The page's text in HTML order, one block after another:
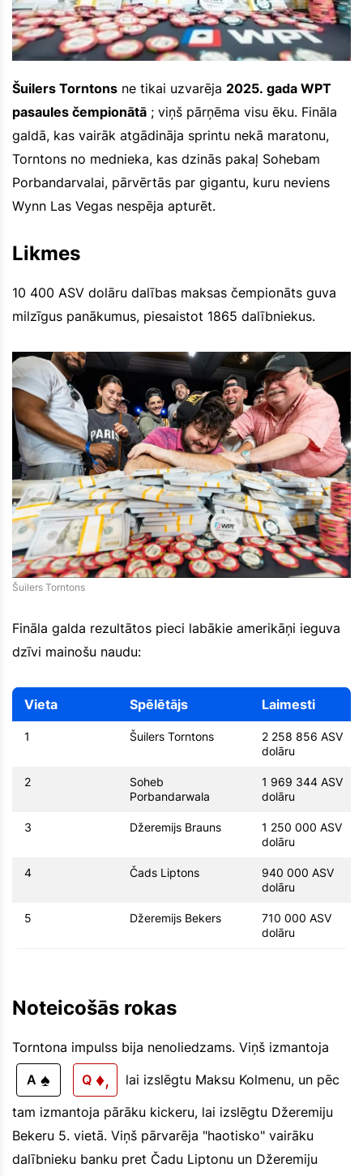
Šuilers Torntons ne tikai uzvarēja 2025. gada WPT
pasaules čempionātā ; viņš pārņēma visu ēku. Fināla
galdā, kas vairāk atgādināja sprintu nekā maratonu,
Torntons no mednieka, kas dzinās pakaļ Sohebam
Porbandarvalai, pārvērtās par gigantu, kuru neviens
Wynn Las Vegas nespēja apturēt.
Likmes
10 400 ASV dolāru dalības maksas čempionāts guva
milzīgus panākumus, piesaistot 1865 dalībniekus.
Šuilers Torntons
Fināla galda rezultātos pieci labākie amerikāņi ieguva
dzīvi mainošu naudu:
Vieta Spēlētājs Laimesti
1 Šuilers Torntons
2 258 856 ASV
dolāru
2
Soheb
Porbandarwala
1 969 344 ASV
dolāru
3 Džeremijs Brauns
1 250 000 ASV
dolāru
4 Čads Liptons
940 000 ASV
dolāru
5 Džeremijs Bekers
710 000 ASV
dolāru
Noteicošās rokas
Torntona impulss bija nenoliedzams. Viņš izmantoja
A ♠ Q ♦,
lai izslēgtu Maksu Kolmenu, un pēc
tam izmantoja pārāku kickeru, lai izslēgtu Džeremiju
Bekeru 5. vietā. Viņš pārvarēja "haotisko" vairāku
dalībnieku banku pret Čadu Liptonu un Džeremiju